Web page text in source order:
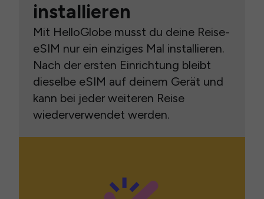
installieren
Mit HelloGlobe musst du deine Reise-
eSIM nur ein einziges Mal installieren.
Nach der ersten Einrichtung bleibt
dieselbe eSIM auf deinem Gerät und
kann bei jeder weiteren Reise
wiederverwendet werden.